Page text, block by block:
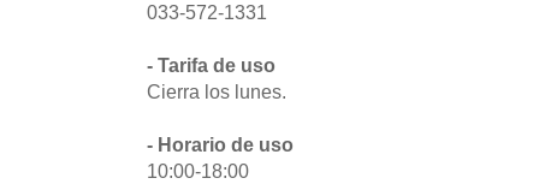
033-572-1331
- Tarifa de uso
Cierra los lunes.
- Horario de uso
10:00-18:00